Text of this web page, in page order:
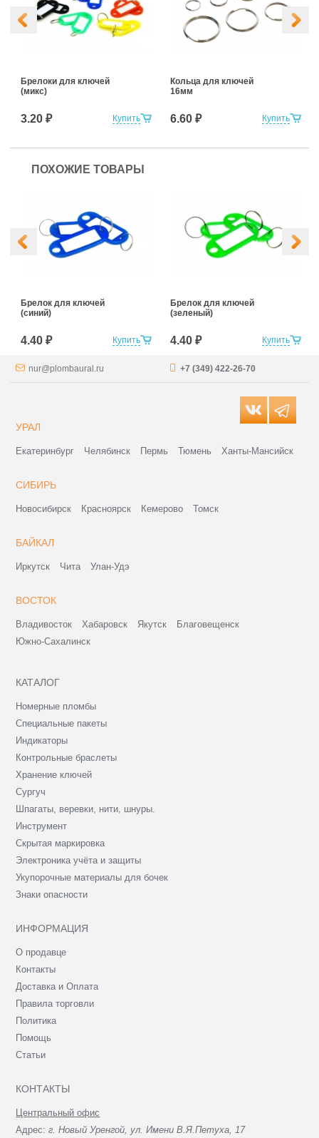
Купить
Брелоки для ключей
(микс)
3.20 ₽ Купить
Кольца для ключей
16мм
6.60 ₽
ПОХОЖИЕ ТОВАРЫ
Купить
Брелок для ключей
(синий)
4.40 ₽ Купить
Брелок для ключей
(зеленый)
4.40 ₽
nur@plombaural.ru +7 (349) 422-26-70
УРАЛ
Екатеринбург Челябинск Пермь Тюмень Ханты-Мансийск
СИБИРЬ
Новосибирск Красноярск Кемерово Томск
БАЙКАЛ
Иркутск Чита Улан-Удэ
ВОСТОК
Владивосток Хабаровск Якутск
Благовещенск
Южно-Сахалинск
КАТАЛОГ
Номерные пломбы
Специальные пакеты
Индикаторы
Контрольные браслеты
Хранение ключей
Сургуч
Шпагаты, веревки, нити, шнуры.
Инструмент
Скрытая маркировка
Электроника учёта и защиты
Укупорочные материалы для бочек
Знаки опасности
ИНФОРМАЦИЯ
О продавце
Контакты
Доставка и Оплата
Правила торговли
Политика
Помощь
Статьи
КОНТАКТЫ
Центральный офис
Адрес:г. Новый Уренгой, ул. Имени В.Я.Петуха, 17